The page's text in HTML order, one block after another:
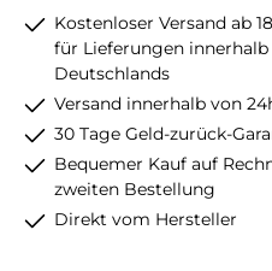
Kostenloser Versand ab
für Lieferungen innerhalb
Deutschlands
Versand innerhalb von
30 Tage Geld-zurück-
Bequemer Kauf auf
zweiten Bestellung
Direkt vom Hersteller